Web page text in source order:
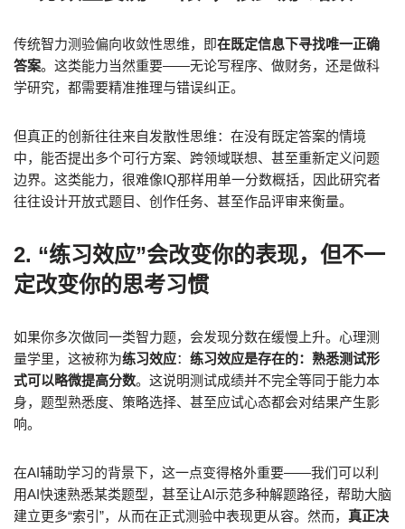
传统智力测验偏向收敛性思维，即在既定信息下寻找唯一正确
答案。这类能力当然重要——无论写程序、做财务，还是做科
学研究，都需要精准推理与错误纠正。
但真正的创新往往来自发散性思维：在没有既定答案的情境
中，能否提出多个可行方案、跨领域联想、甚至重新定义问题
边界。这类能力，很难像IQ那样用单一分数概括，因此研究者
往往设计开放式题目、创作任务、甚至作品评审来衡量。
2. “练习效应”会改变你的表现，但不一
定改变你的思考习惯
如果你多次做同一类智力题，会发现分数在缓慢上升。心理测
量学里，这被称为练习效应： 练习效应是存在的：熟悉测试形
式可以略微提高分数。这说明测试成绩并不完全等同于能力本
身，题型熟悉度、策略选择、甚至应试心态都会对结果产生影
响。
在AI辅助学习的背景下，这一点变得格外重要——我们可以利
用AI快速熟悉某类题型，甚至让AI示范多种解题路径，帮助大脑
建立更多“索引”，从而在正式测验中表现更从容。然而， 真正决